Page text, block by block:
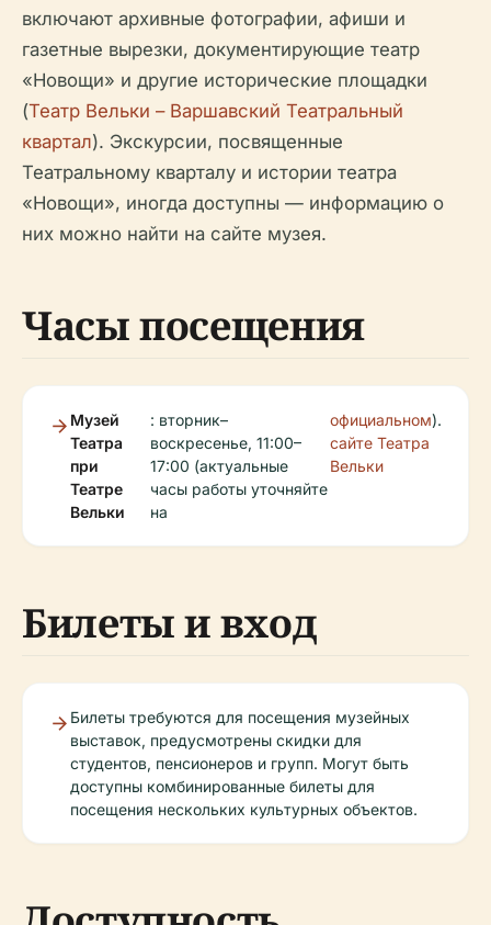
включают архивные фотографии, афиши и
газетные вырезки, документирующие театр
«Новощи» и другие исторические площадки
(Театр Вельки – Варшавский Театральный
квартал). Экскурсии, посвященные
Театральному кварталу и истории театра
«Новощи», иногда доступны — информацию о
них можно найти на сайте музея.
Часы посещения
Музей
Театра
при
Театре
Вельки
: вторник–
воскресенье, 11:00–
17:00 (актуальные
часы работы уточняйте
на
официальном
сайте Театра
Вельки
).
Билеты и вход
Билеты требуются для посещения музейных
выставок, предусмотрены скидки для
студентов, пенсионеров и групп. Могут быть
доступны комбинированные билеты для
посещения нескольких культурных объектов.